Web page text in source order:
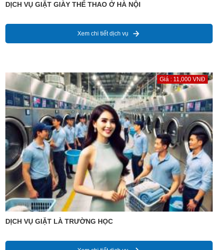
DỊCH VỤ GIẶT GIÀY THỂ THAO Ở HÀ NỘI
Xem chi tiết dịch vụ
Giá : 11,000 VNĐ
DỊCH VỤ GIẶT LÀ TRƯỜNG HỌC